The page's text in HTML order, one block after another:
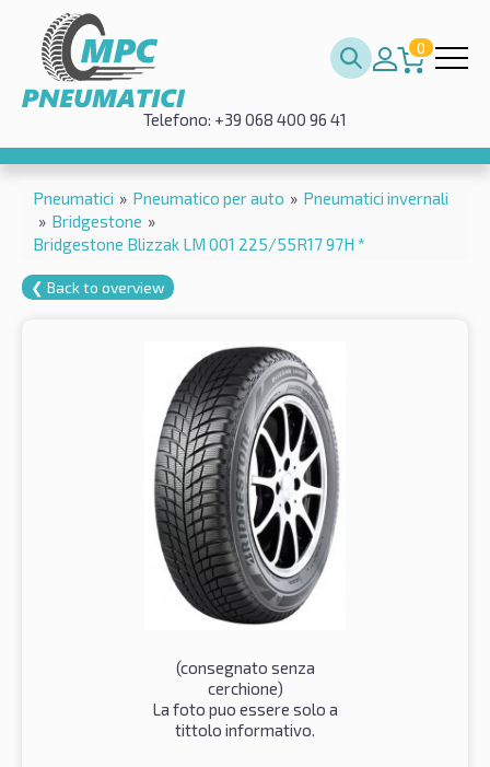
0
Telefono: +39 068 400 96 41
Pneumatici » Pneumatico per auto » Pneumatici invernali
» Bridgestone »
Bridgestone Blizzak LM 001 225/55R17 97H *
❮ Back to overview
(consegnato senza
cerchione)
La foto puo essere solo a
tittolo informativo.